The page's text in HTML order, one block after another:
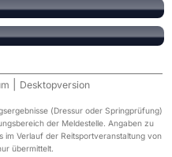
Desktopversion
(Dressur oder Springprüfung)
der Meldestelle. Angaben zu
im Verlauf der Reitsportveranstaltung von
übermittelt.